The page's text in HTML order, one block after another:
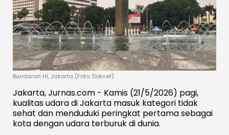
Bundaran HI, Jakarta (Foto: Doknet)
Jakarta, Jurnas.com - Kamis (21/5/2026) pagi,
kualitas udara di Jakarta masuk kategori tidak
sehat dan menduduki peringkat pertama sebagai
kota dengan udara terburuk di dunia.